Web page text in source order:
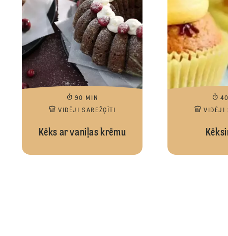
90 MIN
VIDĒJI SAREŽĢĪTI
Kēks ar vaniļas krēmu
VIDĒJI